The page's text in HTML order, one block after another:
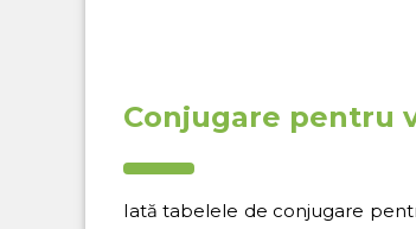
Conjugare pentru
Iată tabelele de conjugare